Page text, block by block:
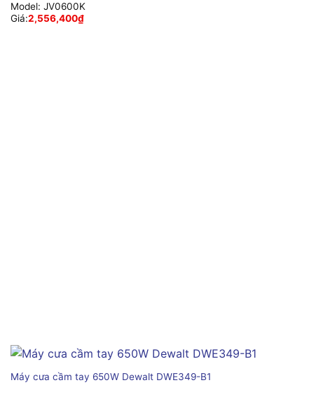
Model: JV0600K
Giá:2,556,400₫
Máy cưa cầm tay 650W Dewalt DWE349-B1